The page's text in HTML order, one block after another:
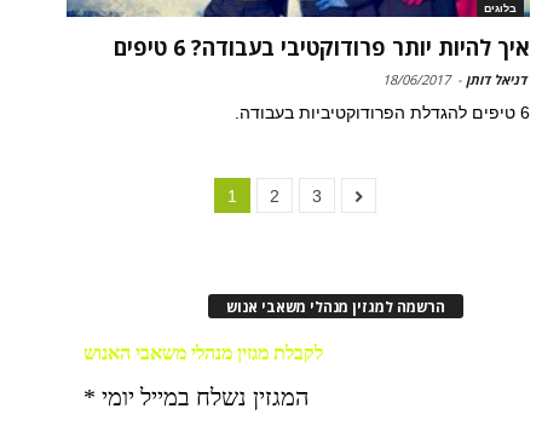
בלוגים
איך להיות יותר פרודוקטיבי בעבודה? 6 טיפים
דניאל דותן -
18/06/2017
6 טיפים להגדלת הפרודוקטיביות בעבודה.
1 2 3
הרשמה למגזין מנהלי משאבי אנוש